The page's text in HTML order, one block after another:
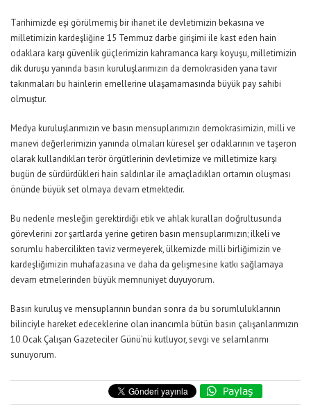
Tarihimizde eşi görülmemiş bir ihanet ile devletimizin bekasına ve
milletimizin kardeşliğine 15 Temmuz darbe girişimi ile kast eden hain
odaklara karşı güvenlik güçlerimizin kahramanca karşı koyuşu, milletimizin
dik duruşu yanında basın kuruluşlarımızın da demokrasiden yana tavır
takınmaları bu hainlerin emellerine ulaşamamasında büyük pay sahibi
olmuştur.
Medya kuruluşlarımızın ve basın mensuplarımızın demokrasimizin, milli ve
manevi değerlerimizin yanında olmaları küresel şer odaklarının ve taşeron
olarak kullandıkları terör örgütlerinin devletimize ve milletimize karşı
bugün de sürdürdükleri hain saldırılar ile amaçladıkları ortamın oluşması
önünde büyük set olmaya devam etmektedir.
Bu nedenle mesleğin gerektirdiği etik ve ahlak kuralları doğrultusunda
görevlerini zor şartlarda yerine getiren basın mensuplarımızın; ilkeli ve
sorumlu habercilikten taviz vermeyerek, ülkemizde milli birliğimizin ve
kardeşliğimizin muhafazasına ve daha da gelişmesine katkı sağlamaya
devam etmelerinden büyük memnuniyet duyuyorum.
Basın kuruluş ve mensuplarının bundan sonra da bu sorumluluklarının
bilinciyle hareket edeceklerine olan inancımla bütün basın çalışanlarımızın
10 Ocak Çalışan Gazeteciler Günü’nü kutluyor, sevgi ve selamlarımı
sunuyorum.